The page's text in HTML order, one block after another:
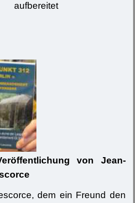
aufbereitet
von Jean-
dem ein Freund den